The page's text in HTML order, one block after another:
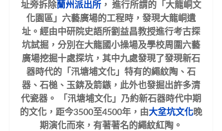
址旁拆除蘭州派出所 ， 進行所謂的「大龍峒文
化園區」六藝廣場的工程時，發現大龍峒遺
址。經由中研院史語所劉益昌教授進行考古探
坑試掘，分別在大龍國小操場及學校周圍六藝
廣場挖掘十處探坑，其中九處發現了發現新石
器時代的「汛塘埔文化」特有的繩紋陶、石
器、石槌、玉錛及箭鏃，此外也發掘出許多清
代瓷器。
「汛塘埔文化」乃約新石器時代中期
的文化，距今3500至4500年，由 大坌坑文化晚
期演化而來，有著著名的繩紋紅陶。